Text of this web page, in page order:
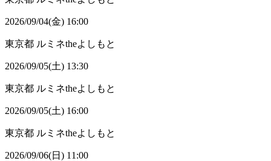
2026/09/04(金) 16:00
東京都 ルミネtheよしもと
2026/09/05(土) 13:30
東京都 ルミネtheよしもと
2026/09/05(土) 16:00
東京都 ルミネtheよしもと
2026/09/06(日) 11:00